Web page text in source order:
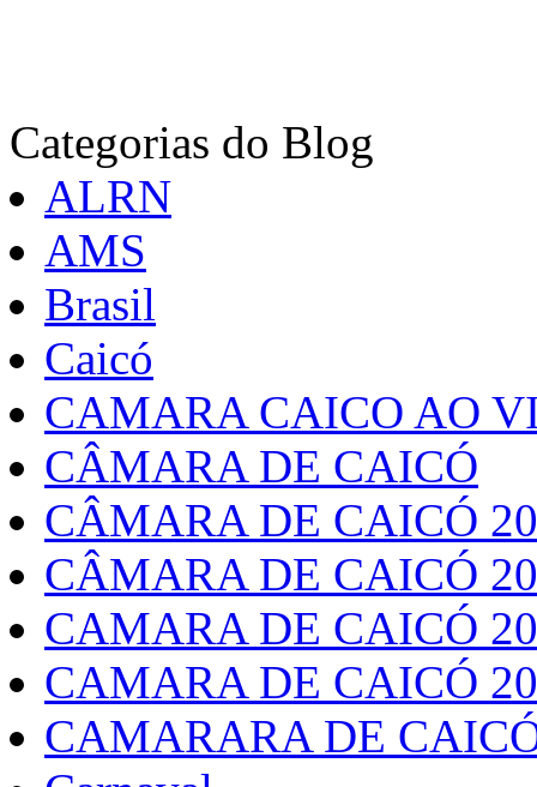
Categorias do Blog
ALRN
AMS
Brasil
Caicó
CAMARA CAICO AO
CÂMARA DE CAICÓ
CÂMARA DE CAICÓ
CÂMARA DE CAICÓ
CAMARA DE CAICÓ
CAMARA DE CAICÓ
CAMARARA DE